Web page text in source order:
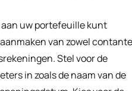
uw portefeuille kunt
van zowel contante
Stel voor de
in zoals de naam van de